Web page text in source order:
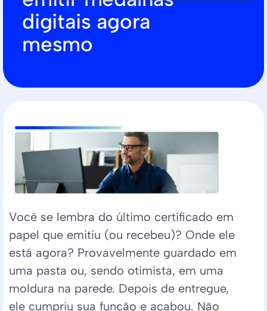
digitais agora
mesmo
Você se lembra do último certificado em
papel que emitiu (ou recebeu)? Onde ele
está agora? Provavelmente guardado em
uma pasta ou, sendo otimista, em uma
moldura na parede. Depois de entregue,
ele cumpriu sua função e acabou. Não